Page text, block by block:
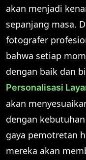
akan menjadi
sepanjang masa.
fotografer
bahwa setiap
dengan baik dan
Personalisasi
akan
dengan
gaya pemotretan
mereka akan